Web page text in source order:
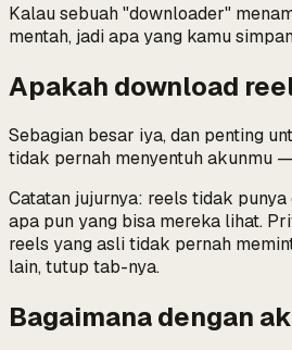
Kalau sebuah "downloader"
mentah, jadi apa yang kamu
Apakah download
Sebagian besar iya, dan penting
tidak pernah menyentuh akunmu
Catatan jujurnya: reels tidak
apa pun yang bisa mereka lihat.
reels yang asli tidak pernah
lain, tutup tab-nya.
Bagaimana dengan